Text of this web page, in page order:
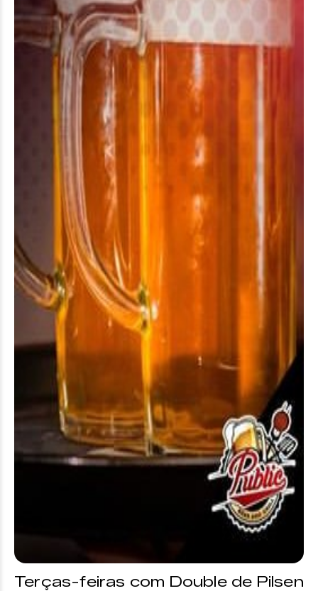
Terças-feiras com Double de Pilsen